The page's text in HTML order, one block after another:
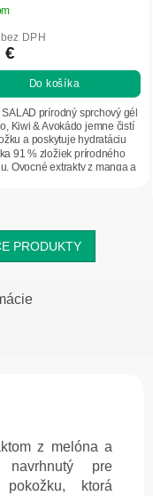
DPH
€
Do košíka
SALAD prírodný sprchový gél
Kiwi & Avokádo jemne čistí
a poskytuje hydratáciu
91 % zložiek prírodného
Ovocné extrakty z manga a
PRODUKTY
z melóna a
navrhnutý pre
ktorá